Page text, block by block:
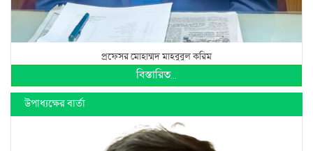
প্রফেসর মোহাম্মদ মাহবুবুল করিম
বিস্তারিত...
উপাধ্যক্ষের বার্তা